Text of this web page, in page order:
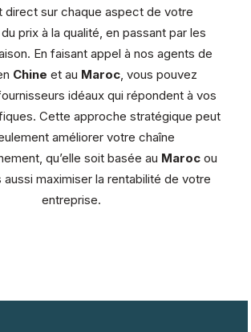
direct sur chaque aspect de votre
prix à la qualité, en passant par les
En faisant appel à nos agents de
Chine et au Maroc, vous pouvez
idéaux qui répondent à vos
Cette approche stratégique peut
améliorer votre chaîne
qu’elle soit basée au Maroc ou
aussi maximiser la rentabilité de votre
entreprise.